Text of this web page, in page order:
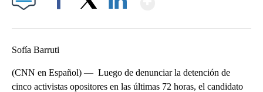
Sofía Barruti
(CNN en Español) — Luego de denunciar la detención de
cinco activistas opositores en las últimas 72 horas, el candidato